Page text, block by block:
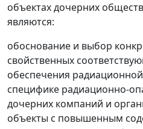
объектах дочерних
являются:
обоснование и выбор
свойственных
обеспечения
специфике радиационно-
дочерних компаний и
объекты с повышенным